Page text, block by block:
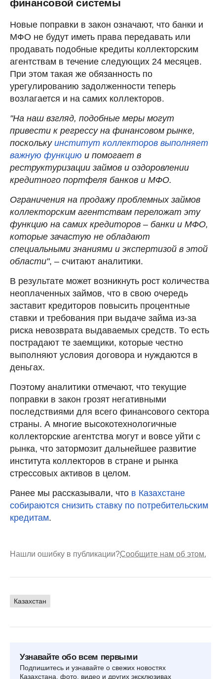
финансовой системы
Новые поправки в закон означают, что банки и
МФО не будут иметь права передавать или
продавать подобные кредиты коллекторским
агентствам в течение следующих 24 месяцев.
При этом такая же обязанность по
урегулированию задолженности теперь
возлагается и на самих коллекторов.
"На наш взгляд, подобные меры могут
привести к регрессу на финансовом рынке,
поскольку институт коллекторов выполняет
важную функцию и помогает в
реструктуризации займов и оздоровлении
кредитного портфеля банков и МФО.
Ограничения на продажу проблемных займов
коллекторским агентствам переложат эту
функцию на самих кредиторов – банки и МФО,
которые зачастую не обладают
специальными знаниями и экспертизой в этой
области", – считают аналитики.
В результате может возникнуть рост количества
неоплаченных займов, что в свою очередь
заставит кредиторов повысить процентные
ставки и требования при выдаче займа из-за
риска невозврата выдаваемых средств. То есть
пострадают те заемщики, которые честно
выполняют условия договора и нуждаются в
деньгах.
Поэтому аналитики отмечают, что текущие
поправки в закон грозят негативными
последствиями для всего финансового сектора
страны. А многие высокотехнологичные
коллекторские агентства могут и вовсе уйти с
рынка, что затормозит дальнейшее развитие
института коллекторов в стране и рынка
стрессовых активов в целом.
Ранее мы рассказывали, что в Казахстане
собираются снизить ставку по потребительским
кредитам.
Нашли ошибку в публикации?Сообщите нам об этом.
Казахстан
Узнавайте обо всем первыми
Подпишитесь и узнавайте о свежих новостях
Казахстана, фото, видео и других эксклюзивах